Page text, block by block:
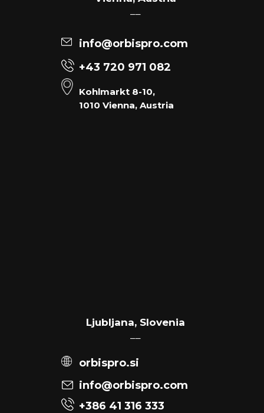
––
info@orbispro.com
+43 720 971 082
Kohlmarkt 8-10,
1010 Vienna, Austria
Ljubljana, Slovenia
––
orbispro.si
+386 41 316 333
info@orbispro.com